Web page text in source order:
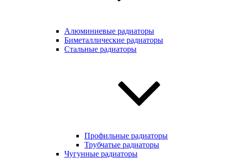
Алюминиевые радиаторы
Биметаллические радиаторы
Стальные радиаторы
Профильные радиаторы
Трубчатые радиаторы
Чугунные радиаторы